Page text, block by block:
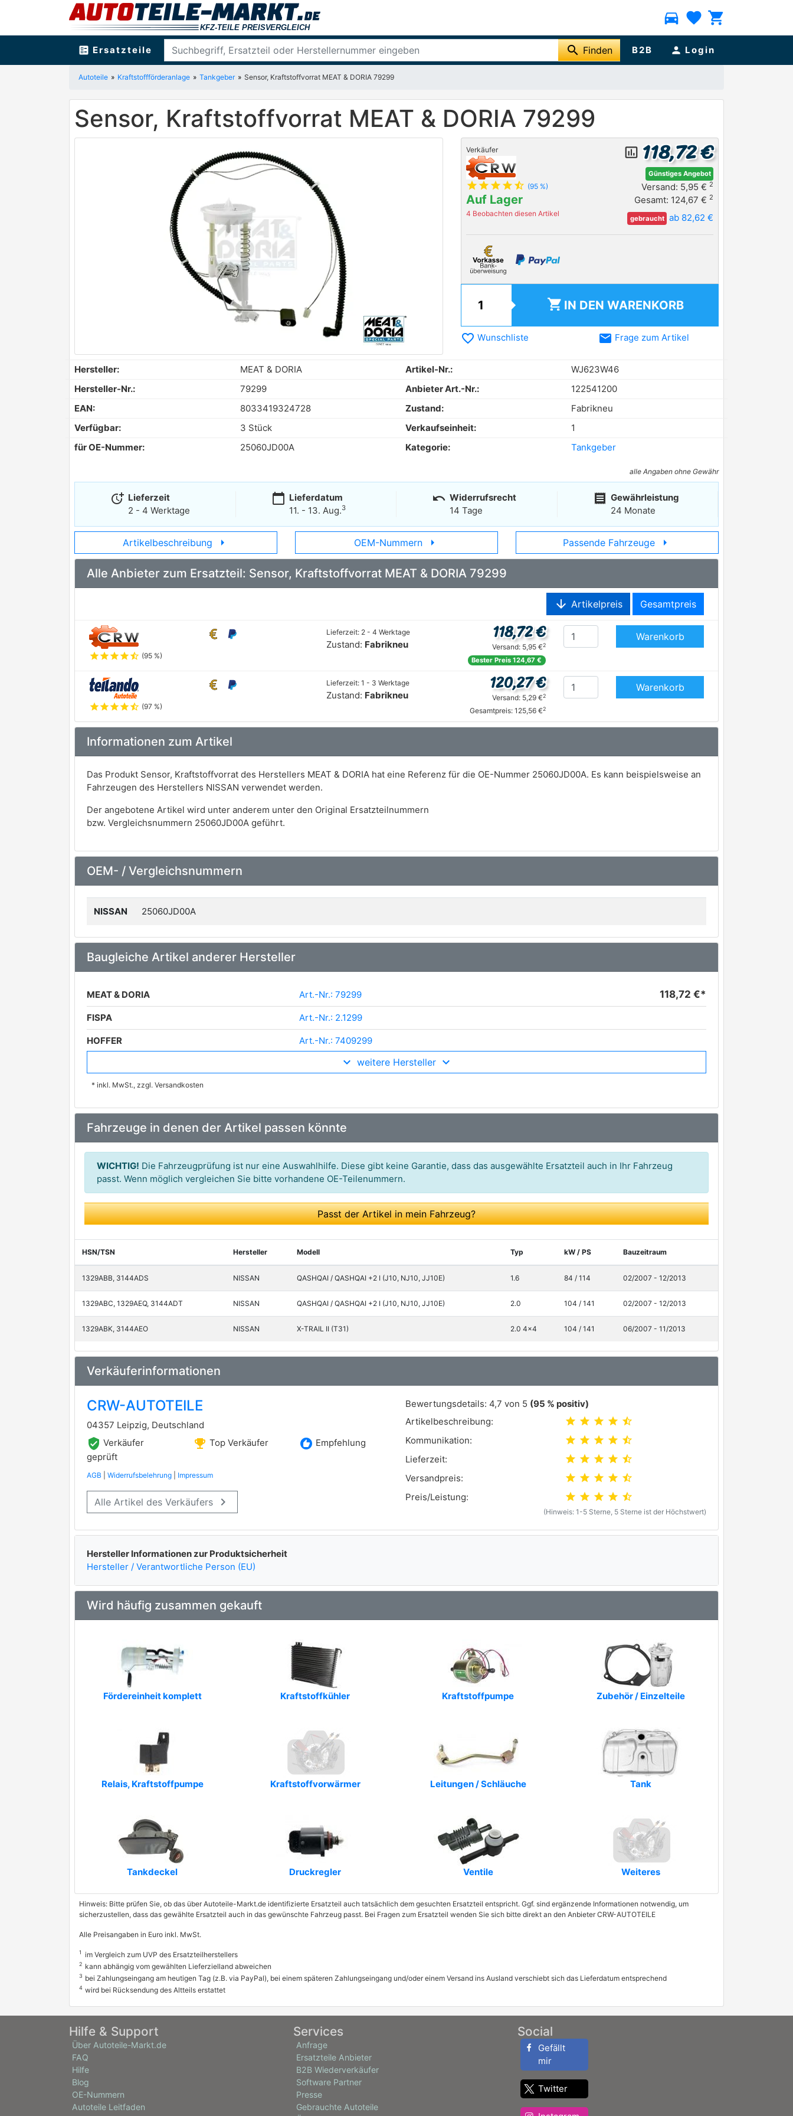
directions_car favorite shopping_cart
ballot Ersatzteile search Finden B2B person Login
Autoteile Kraftstoffförderanlage Tankgeber Sensor, Kraftstoffvorrat MEAT & DORIA 79299
Sensor, Kraftstoffvorrat MEAT & DORIA 79299
Verkäufer
star star star star star_half (95 %)
Auf Lager
4 Beobachten diesen Artikel
insert_chart_outlined 118,72 €
Günstiges Angebot
Versand: 5,95 € 2
Gesamt: 124,67 € 2
gebraucht ab 82,62 €
shopping_cart IN DEN WARENKORB
favorite_border Wunschliste email Frage zum Artikel
Hersteller: MEAT & DORIA Artikel-Nr.:
WJ623W46
Hersteller-Nr.:
79299 Anbieter Art.-Nr.:
122541200
EAN:
8033419324728 Zustand:
Fabrikneu
Verfügbar:
3 Stück Verkaufseinheit:
1
für OE-Nummer:
25060JD00A Kategorie: Tankgeber
alle Angaben ohne Gewähr
more_time Lieferzeit
2 - 4 Werktage
calendar_today Lieferdatum
11. - 13. Aug.3
undo Widerrufsrecht
14 Tage
receipt Gewährleistung
24 Monate
Artikelbeschreibung arrow_right OEM-Nummern arrow_right Passende Fahrzeuge arrow_right
Alle Anbieter zum Ersatzteil: Sensor, Kraftstoffvorrat MEAT & DORIA 79299
arrow_downward Artikelpreis Gesamtpreis
starstarstarstarstar_half (95 %)
Lieferzeit: 2 - 4 Werktage
Zustand: Fabrikneu
118,72 €
Versand: 5,95 €2
Bester Preis 124,67 €
Warenkorb
starstarstarstarstar_half (97 %)
Lieferzeit: 1 - 3 Werktage
Zustand: Fabrikneu
120,27 €
Versand: 5,29 €2
Gesamtpreis: 125,56 €2
Warenkorb
Informationen zum Artikel
Das Produkt Sensor, Kraftstoffvorrat des Herstellers MEAT & DORIA hat eine Referenz für die OE-Nummer 25060JD00A. Es kann beispielsweise an
Fahrzeugen des Herstellers NISSAN verwendet werden.
Der angebotene Artikel wird unter anderem unter den Original Ersatzteilnummern
bzw. Vergleichsnummern 25060JD00A geführt.
OEM- / Vergleichsnummern
NISSAN 25060JD00A
Baugleiche Artikel anderer Hersteller
MEAT & DORIA Art.-Nr.: 79299 118,72 €*
FISPA Art.-Nr.: 2.1299
HOFFER Art.-Nr.: 7409299
Art.-Nr.: 519000056800
MARWAL
PIERBURG Art.-Nr.: 7.02701.19
SIDAT Art.-Nr.: 71299
TI Automotive Art.-Nr.: 7523201
VALEO Art.-Nr.: 347528
WE PARTS Art.-Nr.: 321250133
weitere Hersteller
* inkl. MwSt., zzgl. Versandkosten
Fahrzeuge in denen der Artikel passen könnte
WICHTIG! Die Fahrzeugprüfung ist nur eine Auswahlhilfe. Diese gibt keine Garantie, dass das ausgewählte Ersatzteil auch in Ihr Fahrzeug
passt. Wenn möglich vergleichen Sie bitte vorhandene OE-Teilenummern.
Passt der Artikel in mein Fahrzeug?
HSN/TSN Hersteller Modell Typ kW / PS Bauzeitraum
1329ABB, 3144ADS NISSAN QASHQAI / QASHQAI +2 I (J10, NJ10, JJ10E) 1.6 84 / 114 02/2007 - 12/2013
1329ABC, 1329AEQ, 3144ADT NISSAN QASHQAI / QASHQAI +2 I (J10, NJ10, JJ10E) 2.0 104 / 141 02/2007 - 12/2013
1329ABK, 3144AEO NISSAN X-TRAIL II (T31) 2.0 4x4 104 / 141 06/2007 - 11/2013
Verkäuferinformationen
CRW-AUTOTEILE
04357 Leipzig, Deutschland
verified_user Verkäufer
geprüft
emoji_events Top Verkäufer recommend Empfehlung
AGB Widerrufsbelehrung Impressum
Alle Artikel des Verkäufers keyboard_arrow_right
Bewertungsdetails: 4,7 von 5 (95 % positiv)
Artikelbeschreibung:
star star star star star_half
Kommunikation: star star star star star_half
Lieferzeit: star star star star star_half
Versandpreis: star star star star star_half
Preis/Leistung: star star star star star_half
(Hinweis: 1-5 Sterne, 5 Sterne ist der Höchstwert)
Hersteller Informationen zur Produktsicherheit
Hersteller / Verantwortliche Person (EU)
Wird häufig zusammen gekauft
Fördereinheit komplett Kraftstoffkühler Kraftstoffpumpe Zubehör / Einzelteile
Relais, Kraftstoffpumpe Kraftstoffvorwärmer Leitungen / Schläuche Tank
Tankdeckel Druckregler Ventile Weiteres
Hinweis: Bitte prüfen Sie, ob das über Autoteile-Markt.de identifizierte Ersatzteil auch tatsächlich dem gesuchten Ersatzteil entspricht. Ggf. sind ergänzende Informationen notwendig, um
sicherzustellen, dass das gewählte Ersatzteil auch in das gewünschte Fahrzeug passt. Bei Fragen zum Ersatzteil wenden Sie sich bitte direkt an den Anbieter CRW-AUTOTEILE
Alle Preisangaben in Euro inkl. MwSt.
1 im Vergleich zum UVP des Ersatzteilherstellers
2 kann abhängig vom gewählten Lieferzielland abweichen
3 bei Zahlungseingang am heutigen Tag (z.B. via PayPal), bei einem späteren Zahlungseingang und/oder einem Versand ins Ausland verschiebt sich das Lieferdatum entsprechend
4 wird bei Rücksendung des Altteils erstattet
Hilfe & Support
Über Autoteile-Markt.de
FAQ
Hilfe
Blog
OE-Nummern
Autoteile Leitfaden
Services
Anfrage
Ersatzteile Anbieter
B2B Wiederverkäufer
Software Partner
Presse
Gebrauchte Autoteile
Social
Gefällt
mir
Twitter